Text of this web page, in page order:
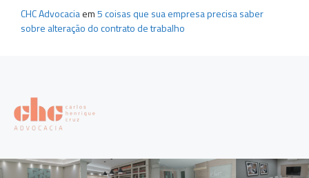
CHC Advocaciaem5 coisas que sua empresa precisa saber
sobre alteração do contrato de trabalho